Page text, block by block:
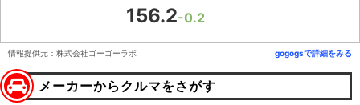
156.2-0.2
情報提供元：株式会社ゴーゴーラボ gogogsで詳細をみる
メーカーからクルマをさがす